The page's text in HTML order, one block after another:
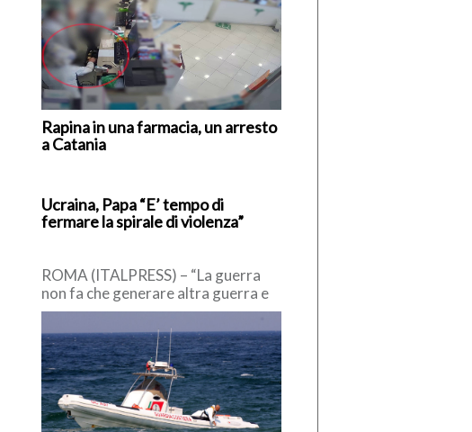
Rapina in una farmacia, un arresto
a Catania
Ucraina, Papa “E’ tempo di
fermare la spirale di violenza”
ROMA (ITALPRESS) – “La guerra
non fa che generare altra guerra e
provoca enormi sofferenze. E’
tempo di fermare la […]